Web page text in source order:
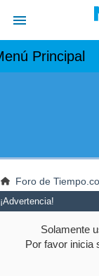
Principal
Foro de
¡Advertencia!
Solamente
Por favor inicia